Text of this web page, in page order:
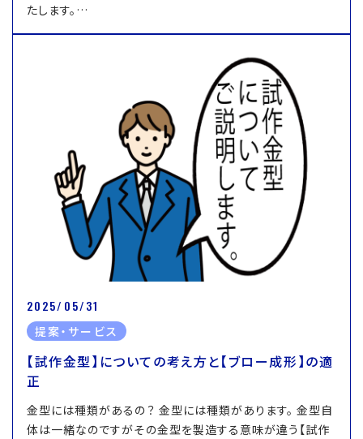
たします。…
2025/05/31
提案・サービス
【試作金型】についての考え方と【ブロー成形】の適
正
金型には種類があるの？ 金型には種類があります。 金型自
体は一緒なのですがその金型を製造する意味が違う【試作